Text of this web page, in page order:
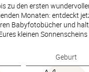
zu den ersten
Monaten: entdeckt
Babyfotobücher und
kleinen
Geburt